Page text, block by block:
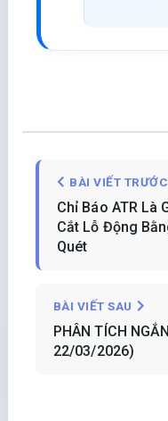
BÀI VIẾT TRƯỚC
Chỉ Báo ATR Là
Cắt Lỗ Động
Quét
BÀI VIẾT SAU
PHÂN TÍCH
22/03/2026)